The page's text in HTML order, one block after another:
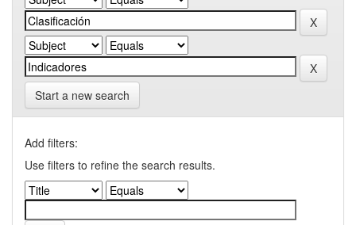
Start a new search
Add filters:
Use filters to refine the search results.